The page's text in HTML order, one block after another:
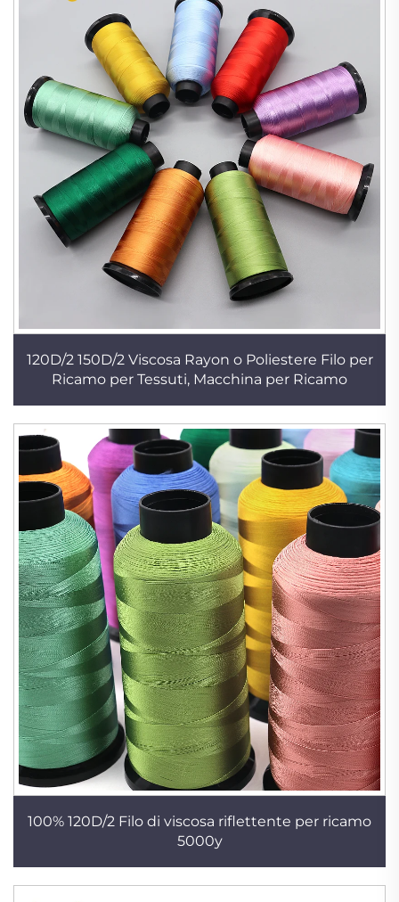
120D/2 150D/2 Viscosa Rayon o Poliestere Filo per
Ricamo per Tessuti, Macchina per Ricamo
100% 120D/2 Filo di viscosa riflettente per ricamo
5000y